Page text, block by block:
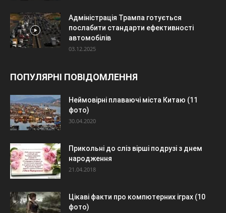
Адміністрація Трампа готується
послабити стандарти ефективності
автомобілів
03.12.2025
ПОПУЛЯРНІ ПОВІДОМЛЕННЯ
Неймовірні плаваючі міста Китаю (11
фото)
30.04.2020
Прикольні до сліз вірші подрузі з днем
народження
21.04.2018
Цікаві факти про компютерних іграх (10
фото)